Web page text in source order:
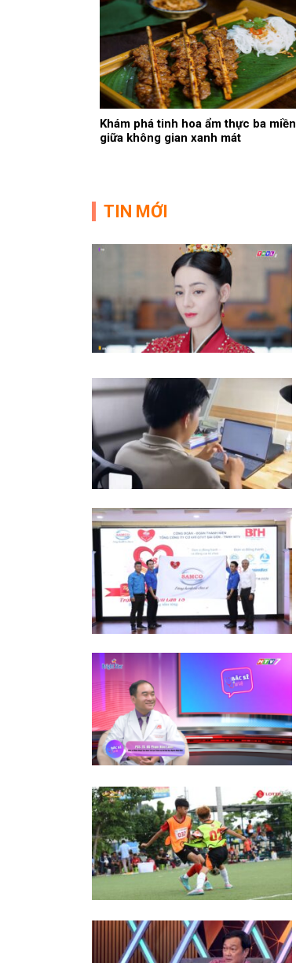
Khám phá tinh hoa ẩm thực ba miền
giữa không gian xanh mát
TIN MỚI